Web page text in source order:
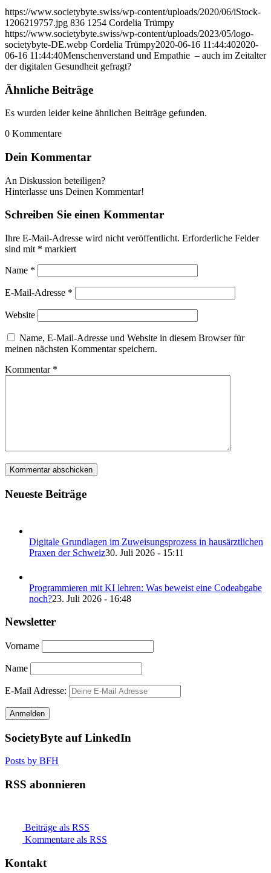
https://www.societybyte.swiss/wp-content/uploads/2020/06/iStock-
1206219757.jpg 836 1254 Cordelia Trümpy
https://www.societybyte.swiss/wp-content/uploads/2023/05/logo-
societybyte-DE.webp Cordelia Trümpy2020-06-16 11:44:402020-
06-16 11:44:40Menschenverstand und Empathie – auch im Zeitalter
der digitalen Gesundheit gefragt?
Ähnliche Beiträge
Es wurden leider keine ähnlichen Beiträge gefunden.
0 Kommentare
Dein Kommentar
An Diskussion beteiligen?
Hinterlasse uns Deinen Kommentar!
Schreiben Sie einen Kommentar
Ihre E-Mail-Adresse wird nicht veröffentlicht. Erforderliche Felder
sind mit * markiert
Name *
E-Mail-Adresse *
Website
Name, E-Mail-Adresse und Website in diesem Browser für
meinen nächsten Kommentar speichern.
Kommentar *
Neueste Beiträge
Digitale Grundlagen im Zuweisungsprozess in hausärztlichen
Praxen der Schweiz30. Juli 2026 - 15:11
Programmieren mit KI lehren: Was beweist eine Codeabgabe
noch?23. Juli 2026 - 16:48
Newsletter
Vorname
Name
E-Mail Adresse:
SocietyByte auf LinkedIn
Posts by BFH
RSS abonnieren
Beiträge als RSS
Kommentare als RSS
Kontakt